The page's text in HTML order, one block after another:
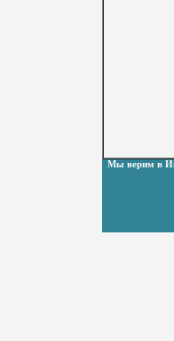
Мы верим в